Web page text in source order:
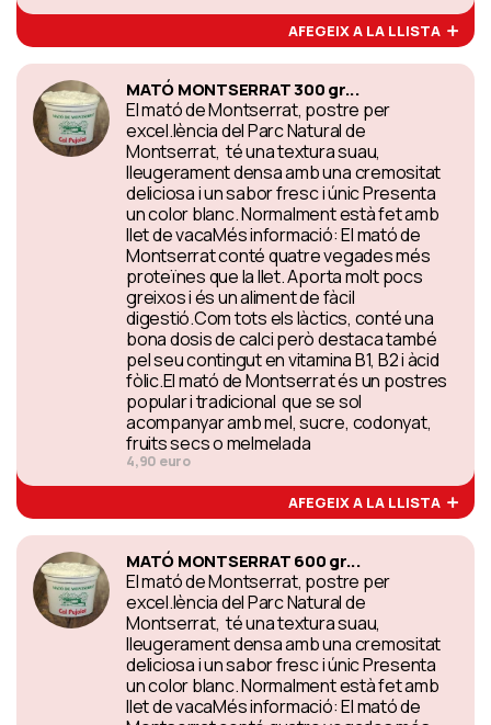
AFEGEIX A LA LLISTA
MATÓ MONTSERRAT 300 gr...
El mató de Montserrat, postre per
excel.lència del Parc Natural de
Montserrat, té una textura suau,
lleugerament densa amb una cremositat
deliciosa i un sabor fresc i únic Presenta
un color blanc. Normalment està fet amb
llet de vacaMés informació: El mató de
Montserrat conté quatre vegades més
proteïnes que la llet. Aporta molt pocs
greixos i és un aliment de fàcil
digestió.Com tots els làctics, conté una
bona dosis de calci però destaca també
pel seu contingut en vitamina B1, B2 i àcid
fòlic.El mató de Montserrat és un postres
popular i tradicional que se sol
acompanyar amb mel, sucre, codonyat,
fruits secs o melmelada
4,90 euro
AFEGEIX A LA LLISTA
MATÓ MONTSERRAT 600 gr...
El mató de Montserrat, postre per
excel.lència del Parc Natural de
Montserrat, té una textura suau,
lleugerament densa amb una cremositat
deliciosa i un sabor fresc i únic Presenta
un color blanc. Normalment està fet amb
llet de vacaMés informació: El mató de